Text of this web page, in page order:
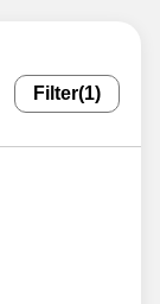
Filter(1)